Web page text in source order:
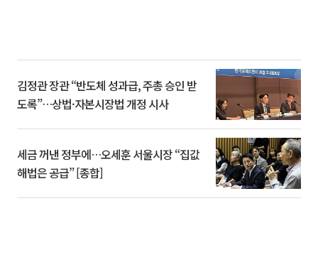
김정관 장관 “반도체 성과급, 주총 승인 받
도록”…상법·자본시장법 개정 시사
세금 꺼낸 정부에…오세훈 서울시장 “집값
해법은 공급” [종합]